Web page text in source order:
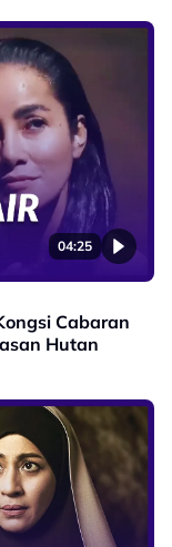
04:25
Cabaran
Hutan